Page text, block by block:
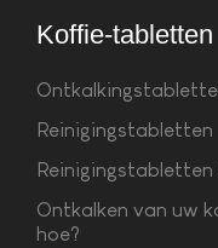
Koffie-tabletten
Reinigingstabletten
Ontkalken van uw
hoe?